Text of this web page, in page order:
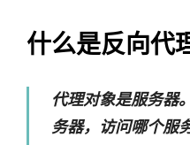
什么是反向代
代理对象是服务器
务器，访问哪个服